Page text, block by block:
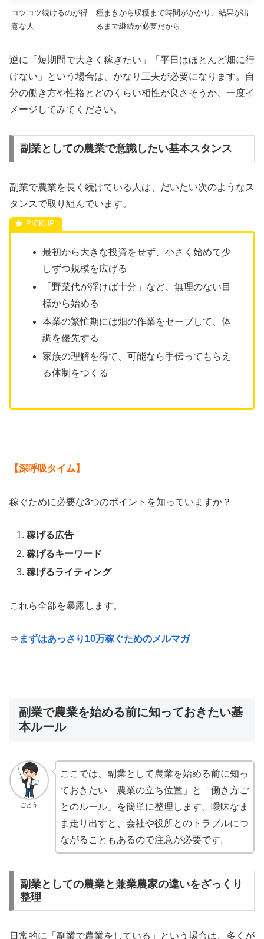
コツコツ続けるのが得
意な人
種まきから収穫まで時間がかかり、結果が出
るまで継続が必要だから
逆に「短期間で大きく稼ぎたい」「平日はほとんど畑に行
けない」という場合は、かなり工夫が必要になります。自
分の働き方や性格とどのくらい相性が良さそうか、一度イ
メージしてみてください。
副業としての農業で意識したい基本スタンス
副業で農業を長く続けている人は、だいたい次のようなス
タンスで取り組んでいます。
最初から大きな投資をせず、小さく始めて少
しずつ規模を広げる
「野菜代が浮けば十分」など、無理のない目
標から始める
本業の繁忙期には畑の作業をセーブして、体
調を優先する
家族の理解を得て、可能なら手伝ってもらえ
る体制をつくる
【深呼吸タイム】
稼ぐために必要な3つのポイントを知っていますか？
稼げる広告
稼げるキーワード
稼げるライティング
これら全部を暴露します。
⇒ まずはあっさり10万稼ぐためのメルマガ
副業で農業を始める前に知っておきたい基
本ルール
ごとう
ここでは、副業として農業を始める前に知っ
ておきたい「農業の立ち位置」と「働き方ご
とのルール」を簡単に整理します。曖昧なま
ま走り出すと、会社や役所とのトラブルにつ
ながることもあるので注意が必要です。
副業としての農業と兼業農家の違いをざっくり
整理
日常的に「副業で農業をしている」という場合は、多くが